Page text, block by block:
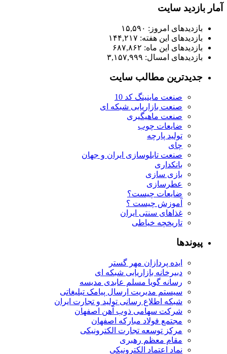
آمار بازدید سایت
بازدیدهای امروز: ۱۵,۵۹۰
بازدیدهای این هفته: ۱۴۴,۲۱۷
بازدیدهای این ماه: ۶۸۷,۸۶۲
بازدیدهای امسال: ۳,۱۵۷,۹۹۹
جدیدترین مطالب سایت
صنعت ماینینگ کد 10
صنعت بازاریابی شبکه ای
صنعت ماهیگیری
ضایعات چوب
تولید پارچه
چای
صنعت تابلوسازی ایران و جهان
بانکداری
بازی سازی
عطرسازی
ضایعات چیست؟
آموزش چیست ؟
غذاهای سنتی ایران
تاریخچه خیاطی
پیوندها
ایده پردازان مهر گستر
دبیرخانه بازاریابی شبکه ای
رسانه گویا مسلم عابدی مدیسه
سیستم مدیریت ارسال پیامک تبلیغاتی
شبکه اطلاع رسانی تولید و تجارت ایران
شرکت سهامی ذوب آهن اصفهان
مجتمع فولاد مبارکه اصفهان
مرکز توسعه تجارت الکترونیکی
مقام معظم رهبری
نماد اعتماد الکترونیکی